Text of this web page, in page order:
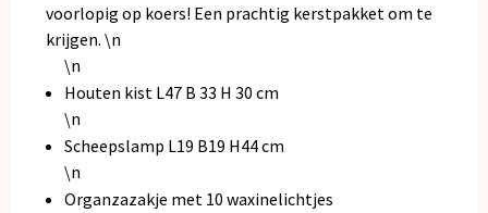
voorlopig op koers! Een prachtig kerstpakket om te
krijgen. \n
\n
Houten kist L47 B 33 H 30 cm
\n
Scheepslamp L19 B19 H44 cm
\n
Organzazakje met 10 waxinelichtjes